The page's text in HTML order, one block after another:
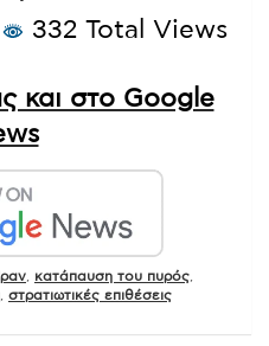
332 Total Views
και στο Google
κατάπαυση του πυρός
στρατιωτικές επιθέσεις